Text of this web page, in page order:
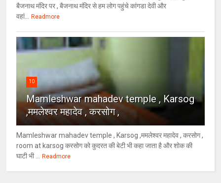
बैजनाथ मंदिर पर , बैजनाथ मंदिर से हम लोग पहुंचे कांगडा देवी और
वहां...
Readmore
10
Mamleshwar mahadev temple , Karsog
,ममलेश्वर महादेव , करसोग ,
Mamleshwar mahadev temple , Karsog ,ममलेश्वर महादेव , करसोग ,
room at karsog करसोग को कुदरत की बेटी भी कहा जाता है और शोक की
घाटी भी ...
Readmore